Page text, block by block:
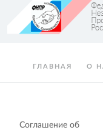
ГЛАВНАЯ О
Соглашение об